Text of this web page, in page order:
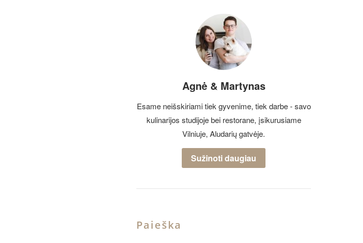
Agnė & Martynas
Esame neišskiriami tiek gyvenime, tiek darbe - savo
kulinarijos studijoje bei restorane, įsikurusiame
Vilniuje, Aludarių gatvėje.
Sužinoti daugiau
Paieška